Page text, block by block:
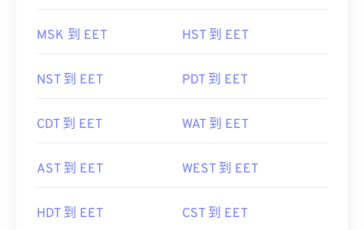
MSK 到 EET HST 到 EET
NST 到 EET PDT 到 EET
CDT 到 EET WAT 到 EET
AST 到 EET WEST 到 EET
HDT 到 EET CST 到 EET